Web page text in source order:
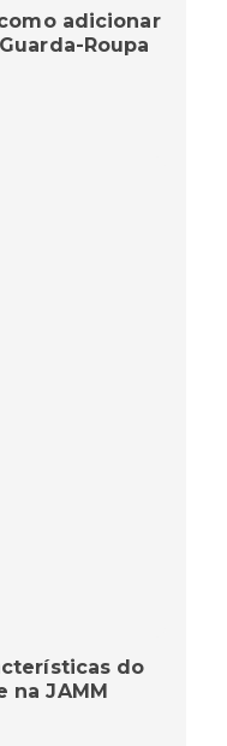
adicionar
Roupa
do
na JAMM